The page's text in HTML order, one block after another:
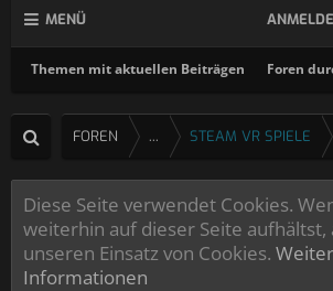
MENÜ
Themen mit aktuellen Beiträgen Foren
FOREN ... STEAM VR SPIELE
Diese Seite verwendet Cookies.
weiterhin auf dieser Seite
unseren Einsatz von Cookies.
Informationen